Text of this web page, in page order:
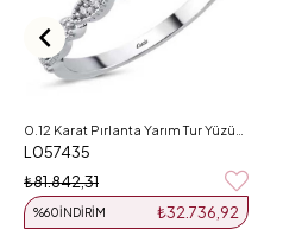
L057435
₺32.736,92
%60İNDIRIM
₺81.842,31